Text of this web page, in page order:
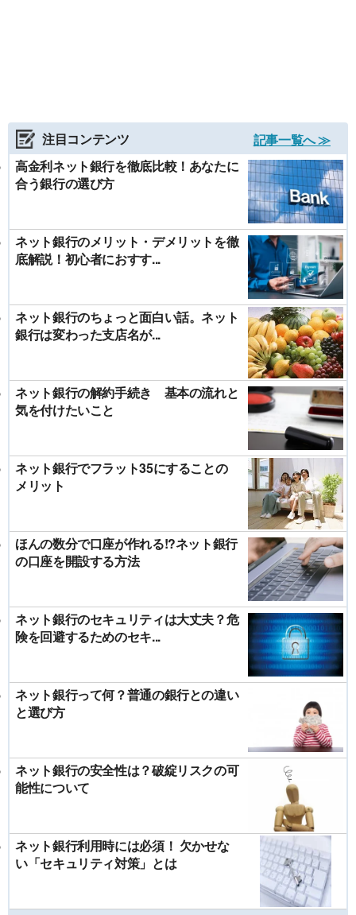
注目コンテンツ
記事一覧へ ≫
高金利ネット銀行を徹底比較！あなたに
合う銀行の選び方
ネット銀行のメリット・デメリットを徹
底解説！初心者におすす...
ネット銀行のちょっと面白い話。ネット
銀行は変わった支店名が...
ネット銀行の解約手続き 基本の流れと
気を付けたいこと
ネット銀行でフラット35にすることの
メリット
ほんの数分で口座が作れる!?ネット銀行
の口座を開設する方法
ネット銀行のセキュリティは大丈夫？危
険を回避するためのセキ...
ネット銀行って何？普通の銀行との違い
と選び方
ネット銀行の安全性は？破綻リスクの可
能性について
ネット銀行利用時には必須！ 欠かせな
い「セキュリティ対策」とは